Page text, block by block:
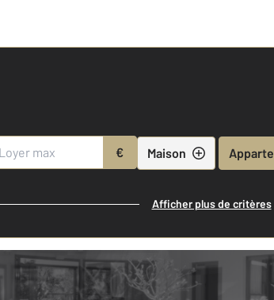
€ Maison
Afficher plus de critères